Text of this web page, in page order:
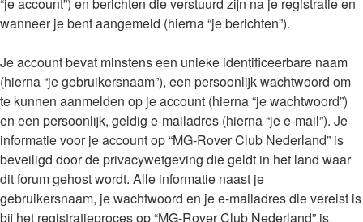
wanneer je bent aangemeld (hierna “je berichten”).
Je account bevat minstens een unieke identificeerbare naam
(hierna “je gebruikersnaam”), een persoonlijk wachtwoord om
te kunnen aanmelden op je account (hierna “je wachtwoord”)
en een persoonlijk, geldig e-mailadres (hierna “je e-mail”). Je
informatie voor je account op “MG-Rover Club Nederland” is
beveiligd door de privacywetgeving die geldt in het land waar
dit forum gehost wordt. Alle informatie naast je
gebruikersnaam, je wachtwoord en je e-mailadres die vereist is
bij het registratieproces op “MG-Rover Club Nederland” is